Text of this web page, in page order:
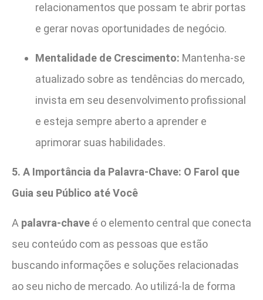
relacionamentos que possam te abrir portas
e gerar novas oportunidades de negócio.
Mentalidade de Crescimento: Mantenha-se
atualizado sobre as tendências do mercado,
invista em seu desenvolvimento profissional
e esteja sempre aberto a aprender e
aprimorar suas habilidades.
5. A Importância da Palavra-Chave: O Farol que
Guia seu Público até Você
A palavra-chave é o elemento central que conecta
seu conteúdo com as pessoas que estão
buscando informações e soluções relacionadas
ao seu nicho de mercado. Ao utilizá-la de forma